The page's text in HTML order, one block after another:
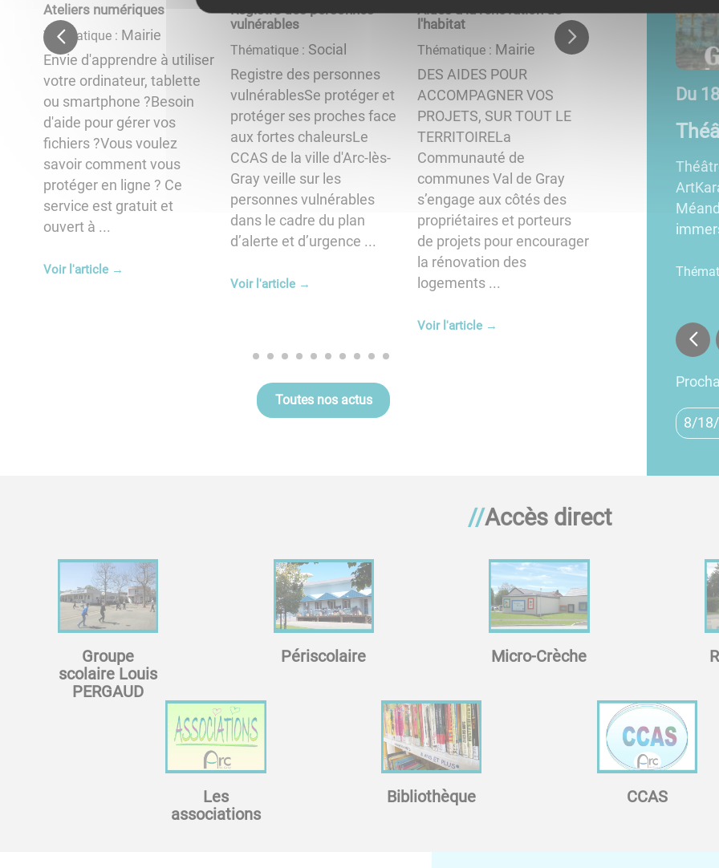
Ateliers numériques
Thématique : Mairie
Envie d'apprendre à utiliser
votre ordinateur, tablette
ou smartphone ?Besoin
d'aide pour gérer vos
fichiers ?Vous voulez
savoir comment vous
protéger en ligne ? Ce
service est gratuit et
ouvert à ...
Voir l'article →
Registre des personnes
vulnérables
Thématique : Social
Registre des personnes
vulnérablesSe protéger et
protéger ses proches face
aux fortes chaleursLe
CCAS de la ville d'Arc-lès-
Gray veille sur les
personnes vulnérables
dans le cadre du plan
d’alerte et d’urgence ...
Voir l'article →
Aides à la rénovation de
l'habitat
Thématique : Mairie
DES AIDES POUR
ACCOMPAGNER VOS
PROJETS, SUR TOUT LE
TERRITOIRELa
Communauté de
communes Val de Gray
s’engage aux côtés des
propriétaires et porteurs
de projets pour encourager
la rénovation des
logements ...
Voir l'article →
Logement pour
Thématique :
Nouveau
auquel a adhéré
Communauté de
communes Val
pour la période
2028.Pour
dispositif
bien aux
Toutes nos actus
à 10:00 au06/09/26 à 18:00
2026, les rues d’ Arc-lès-Gray prendront
fête à l’occasion de l’Automnale. La fête des
est un temps fort incontournable pour
commerces et renforcer ...
Animation
Du18/08/26 à 15:15au18/08/26 à 20:35
Théâtre immersif
Théâtre immersif - Parc Lamugnière Le mardi 18 août,
ArtKaravane aura le plaisir d'accueillir le Collectif La
Méandre à La Villa FRAC Collection pour son théâtre
immersif On boira toute ...
Animation
Du
Vide
Ville,
et
8/
Accès direct
Groupe
scolaire Louis
PERGAUD
Périscolaire Micro-Crèche
Les
associations
Bibliothèque CCAS